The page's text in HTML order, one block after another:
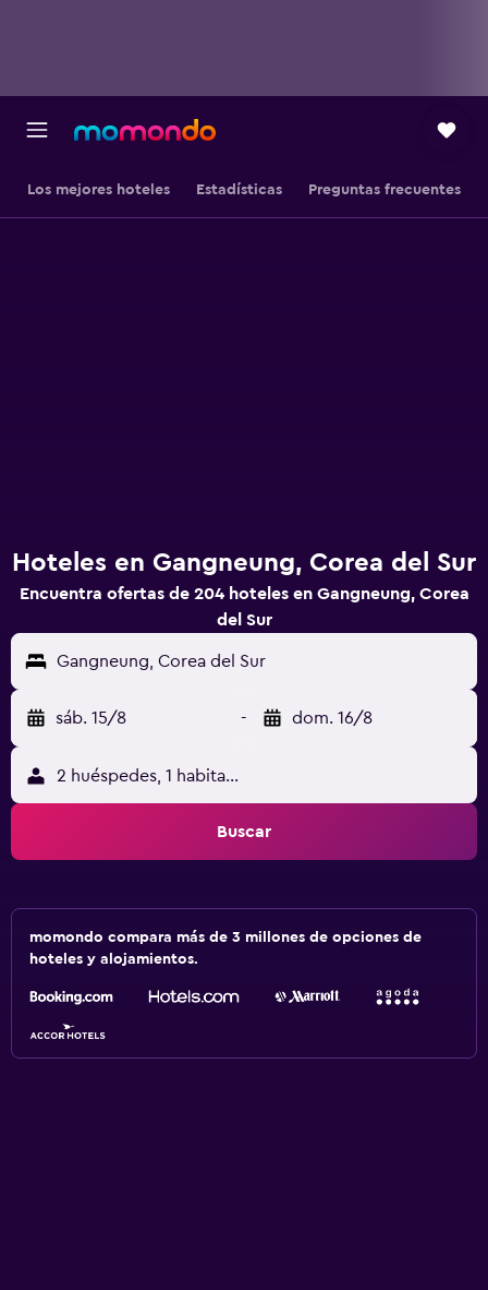
Los mejores hoteles Estadísticas Preguntas frecuentes
Hoteles en Gangneung, Corea del Sur
Encuentra ofertas de 204 hoteles en Gangneung, Corea
del Sur
Gangneung, Corea del Sur
sáb. 15/8 - dom. 16/8
2 huéspedes, 1 habitación
Buscar
momondo compara más de 3 millones de opciones de
hoteles y alojamientos.